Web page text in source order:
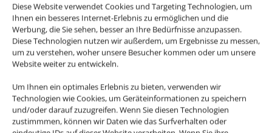
Diese Website verwendet Cookies und Targeting Technologien, um
Ihnen ein besseres Internet-Erlebnis zu ermöglichen und die
Werbung, die Sie sehen, besser an Ihre Bedürfnisse anzupassen.
Diese Technologien nutzen wir außerdem, um Ergebnisse zu messen,
um zu verstehen, woher unsere Besucher kommen oder um unsere
Website weiter zu entwickeln.
Um Ihnen ein optimales Erlebnis zu bieten, verwenden wir
Technologien wie Cookies, um Geräteinformationen zu speichern
und/oder darauf zuzugreifen. Wenn Sie diesen Technologien
zustimmmen, können wir Daten wie das Surfverhalten oder
6. Pass-, Visa und gesundheitspolizeiliche
Formalitäten
6.1. Bei der Buchung von Pauschalreisen werden Sie
von uns und ggfs. vom Reiseveranstalter über
allgemeine Pass- und Visumserfordernisse des
Bestimmungslandes, sowie die ungefähren Fristen
der Erlangung von Visa sowie
gesundheitspolizeiliche Formalitäten unterrichtet.